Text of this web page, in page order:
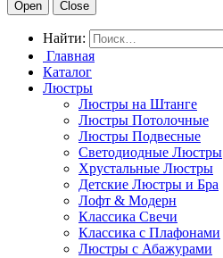
Open Close
Найти:
Главная
Каталог
Люстры
Люстры на Штанге
Люстры Потолочные
Люстры Подвесные
Светодиодные Люстры
Хрустальные Люстры
Детские Люстры и Бра
Лофт & Модерн
Классика Свечи
Классика с Плафонами
Люстры с Абажурами